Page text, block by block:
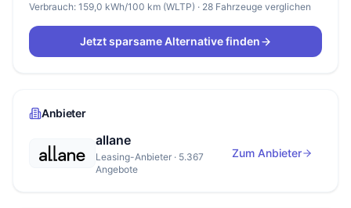
Verbrauch: 159,0 kWh/100 km (WLTP) · 28 Fahrzeuge verglichen
Jetzt sparsame Alternative finden
Anbieter
allane
Leasing-Anbieter · 5.367
Angebote
Zum Anbieter